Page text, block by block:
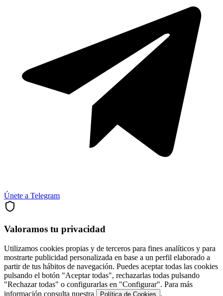
Únete a Telegram
Valoramos tu privacidad
Utilizamos cookies propias y de terceros para fines analíticos y para
mostrarte publicidad personalizada en base a un perfil elaborado a
partir de tus hábitos de navegación. Puedes aceptar todas las cookies
pulsando el botón "Aceptar todas", rechazarlas todas pulsando
"Rechazar todas" o configurarlas en "Configurar". Para más
información consulta nuestra
Política de Cookies .